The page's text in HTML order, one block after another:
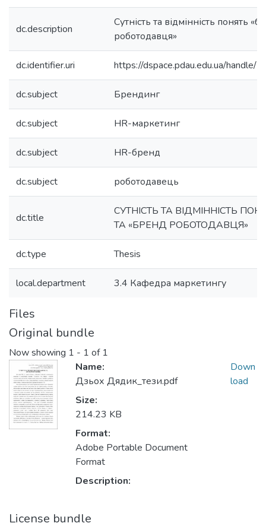
dc.description
Сутність та відмінність понять
роботодавця»
dc.identifier.uri https://dspace.pdau.edu.ua/
dc.subject Брендинг
dc.subject HR-маркетинг
dc.subject HR-бренд
dc.subject роботодавець
dc.title
СУТНІСТЬ ТА ВІДМІННІСТЬ
ТА «БРЕНД РОБОТОДАВЦЯ»
dc.type Thesis
local.department 3.4 Кафедра маркетингу
Files
Original bundle
Now showing 1 - 1 of 1
Name:
Дзьох Дядик_тези.pdf
Size:
214.23 KB
Format:
Adobe Portable Document
Format
Description:
Down
load
License bundle